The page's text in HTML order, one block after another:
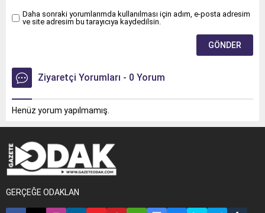
Daha sonraki yorumlarımda kullanılması için adım, e-posta adresim
ve site adresim bu tarayıcıya kaydedilsin.
Ziyaretçi Yorumları - 0 Yorum
Henüz yorum yapılmamış.
GERÇEĞE ODAKLAN